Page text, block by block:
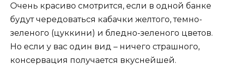
Очень красиво смотрится, если в одной банке
будут чередоваться кабачки желтого, темно-
зеленого (цуккини) и бледно-зеленого цветов.
Но если у вас один вид – ничего страшного,
консервация получается вкуснейшей.